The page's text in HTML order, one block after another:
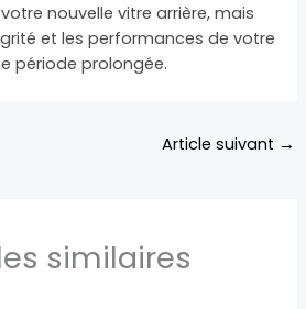
nouvelle vitre arrière, mais
et les performances de votre
période prolongée.
Article suivant →
similaires